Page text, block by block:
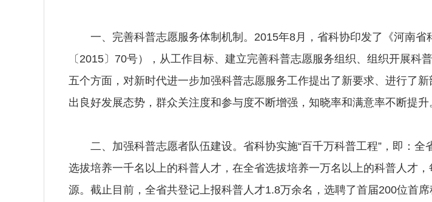
一、完善科普志愿服务体制机制。2015年8月，省科协印发了《河南省
〔2015〕70号），从工作目标、建立完善科普志愿服务组织、组织开展
五个方面，对新时代进一步加强科普志愿服务工作提出了新要求、进行了
出良好发展态势，群众关注度和参与度不断增强，知晓率和满意率不断提升
二、加强科普志愿者队伍建设。省科协实施“百千万科普工程”，即：全
选拔培养一千名以上的科普人才，在全省选拔培养一万名以上的科普人才
源。截止目前，全省共登记上报科普人才1.8万余名，选聘了首届200位首